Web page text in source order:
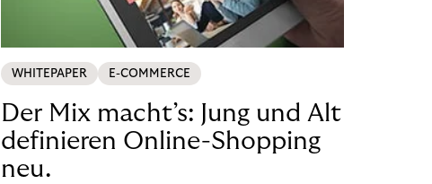
WHITEPAPER E-COMMERCE
Der Mix macht’s: Jung und Alt
definieren Online-Shopping
neu.